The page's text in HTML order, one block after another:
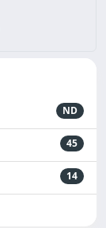
ND
45
14